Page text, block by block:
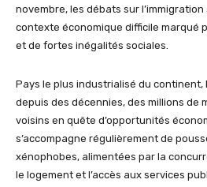
novembre, les débats sur
contexte économique difficile marqué
et de fortes inégalités sociales.
Pays le plus industrialisé du continent,
depuis des décennies, des millions de
voisins en quête d’opportunités
s’accompagne régulièrement de
xénophobes, alimentées par la
le logement et l’accès aux services